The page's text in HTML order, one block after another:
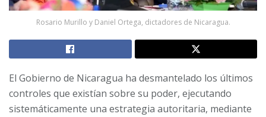
Rosario Murillo y Daniel Ortega, dictadores de Nicaragua.
El Gobierno de Nicaragua ha desmantelado los últimos
controles que existían sobre su poder, ejecutando
sistemáticamente una estrategia autoritaria, mediante